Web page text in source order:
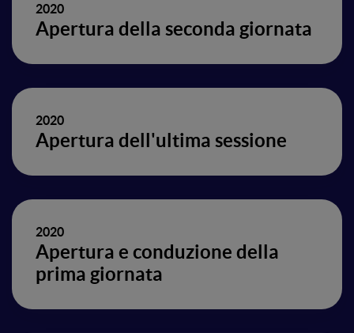
2020
Apertura della seconda giornata
2020
Apertura dell'ultima sessione
2020
Apertura e conduzione della
prima giornata